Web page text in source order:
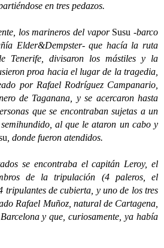
en tres pedazos.
los marineros del vapor Susu -barco
Elder&Dempster- que hacía la ruta
Tenerife, divisaron los mástiles y la
proa hacia el lugar de la tragedia,
por Rafael Rodríguez Campanario,
de Taganana, y se acercaron hasta
que se encontraban sujetas a un
al que le ataron un cabo y
, donde fueron atendidos.
encontraba el capitán Leroy, el
de la tripulación (4 paleros, el
tripulantes de cubierta, y uno de los tres
Rafael Muñoz, natural de Cartagena,
y que, curiosamente, ya había